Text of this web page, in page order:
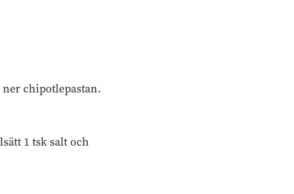
chipotlepastan.
1 tsk salt och